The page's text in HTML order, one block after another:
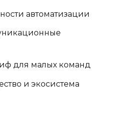
автоматизации
для малых команд
и экосистема